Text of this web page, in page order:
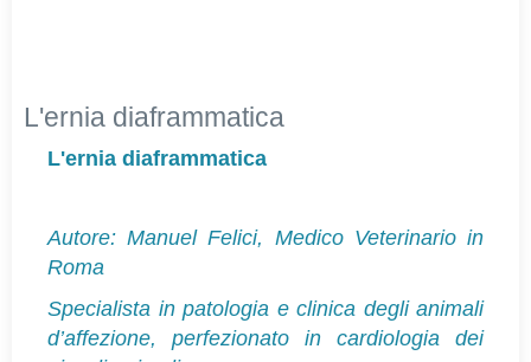
L'ernia diaframmatica
L'ernia diaframmatica
Autore: Manuel Felici, Medico Veterinario in
Roma
Specialista in patologia e clinica degli animali
d’affezione, perfezionato in cardiologia dei